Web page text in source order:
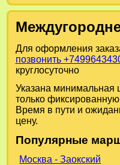
Для оформления
позвонить
круглосуточно
Указана минимальная
только
Время в пути и
цену.
Популярные
Москва - Заокский